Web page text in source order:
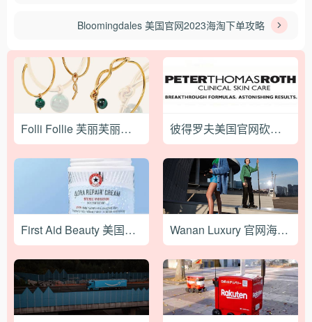
Bloomingdales 美国官网2023海淘下单攻略
Folli Follie 芙丽芙丽官网最新海淘攻略 彼得罗夫美国官网砍单不退钱怎么办？
First Aid Beauty 美国官网海淘下单教程 Wanan Luxury 官网海淘攻略教程